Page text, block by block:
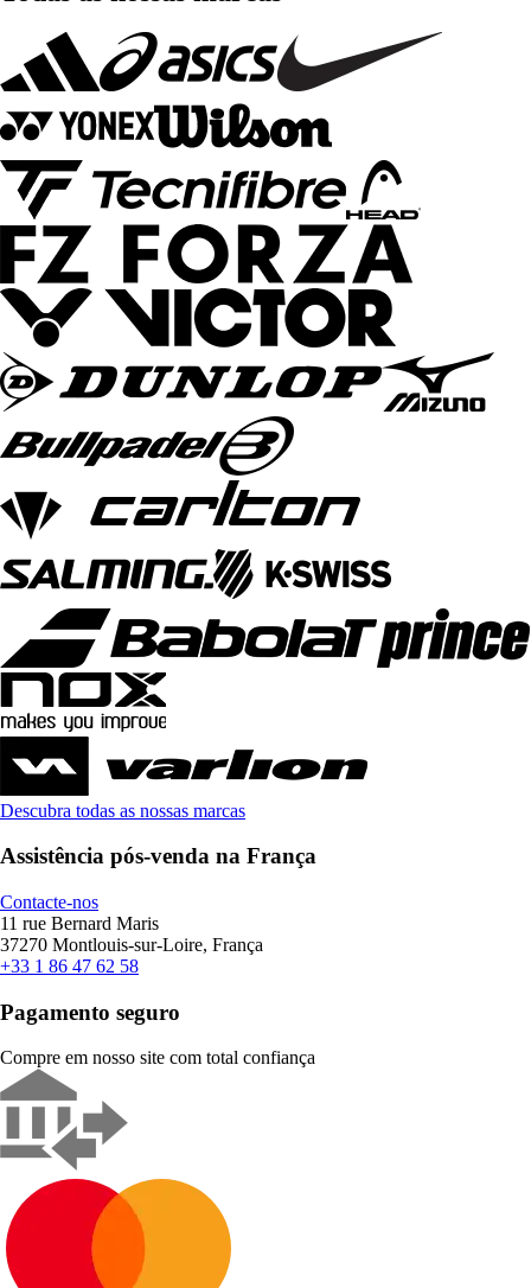
Descubra todas as nossas marcas
Assistência pós-venda na França
Contacte-nos
11 rue Bernard Maris
37270 Montlouis-sur-Loire, França
+33 1 86 47 62 58
Pagamento seguro
Compre em nosso site com total confiança